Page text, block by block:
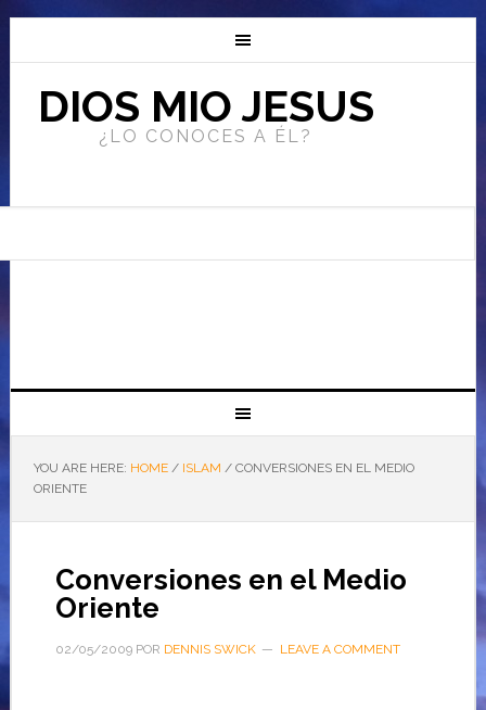
DIOS MIO JESUS
¿LO CONOCES A ÉL?
YOU ARE HERE: HOME / ISLAM /CONVERSIONES EN EL MEDIO
ORIENTE
Conversiones en el Medio
Oriente
02/05/2009POR DENNIS SWICK LEAVE A COMMENT